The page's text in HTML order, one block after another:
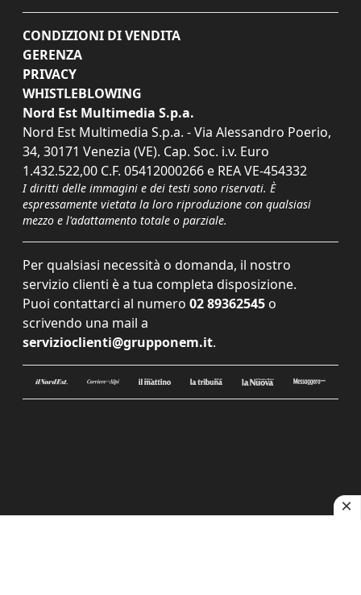
CONDIZIONI DI VENDITA
GERENZA
PRIVACY
WHISTLEBLOWING
Nord Est Multimedia S.p.a.
Nord Est Multimedia S.p.a. - Via Alessandro Poerio,
34, 30171 Venezia (VE). Cap. Soc. i.v. Euro
1.432.522,00 C.F. 05412000266 e REA VE-454332
I diritti delle immagini e dei testi sono riservati. È
espressamente vietata la loro riproduzione con qualsiasi
mezzo e l'adattamento totale o parziale.
Per qualsiasi necessità o domanda, il nostro
servizio clienti è a tua completa disposizione.
Puoi contattarci al numero 02 89362545 o
scrivendo una mail a
servizioclienti@grupponem.it.